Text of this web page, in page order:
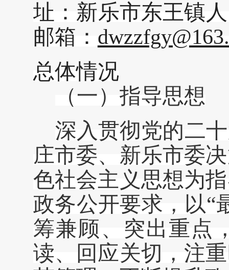
址：新乐市东王镇
邮箱：
总体情况
（一） 指导思想
深入贯彻党的二十
庄市委、 新乐市委
色社会主义思想为
政务公开要求，以“
筹兼顾、突出重点
读、回应关切，注